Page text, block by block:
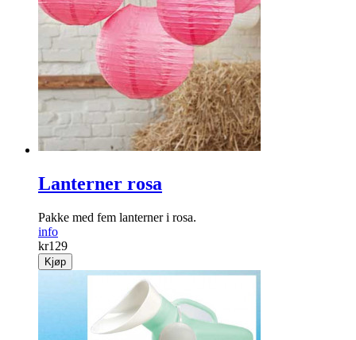
Lanterner rosa
Pakke med fem lanterner i rosa.
info
kr129
Kjøp